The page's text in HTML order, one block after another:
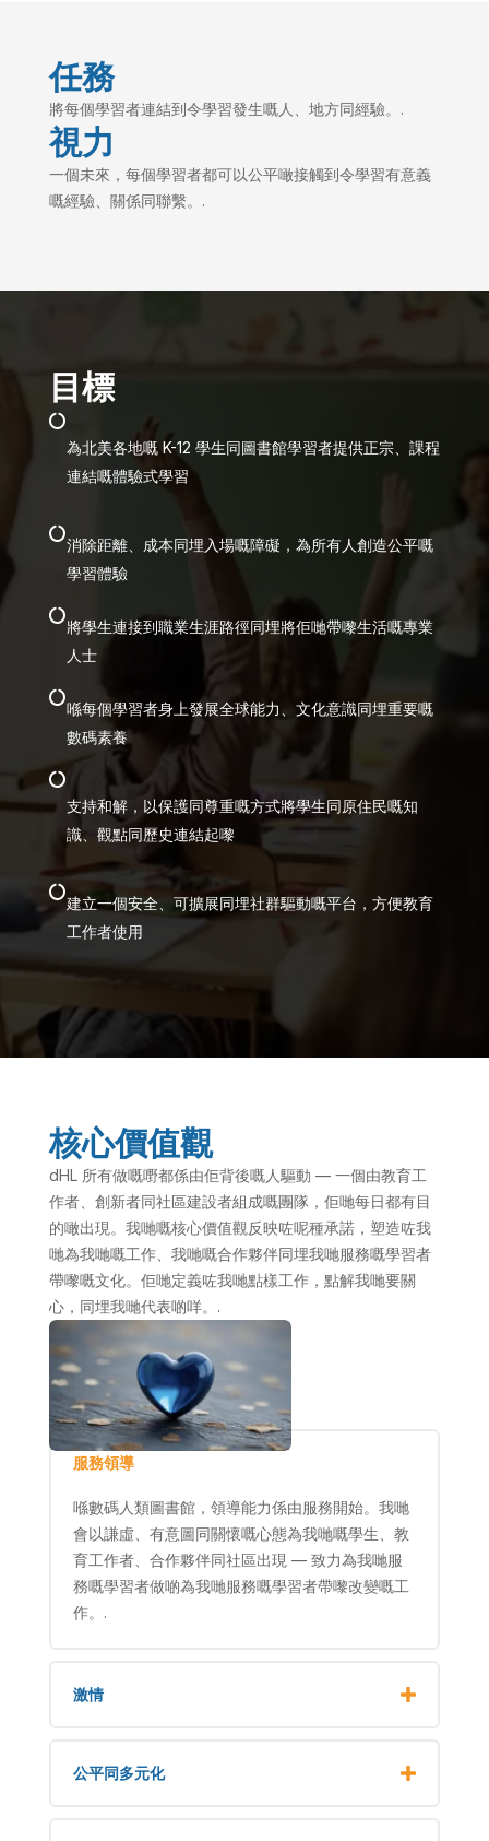
任務
將每個學習者連結到令學習發生嘅人、地方同經驗。.
視力
一個未來，每個學習者都可以公平噉接觸到令學習有意義
嘅經驗、關係同聯繫。.
目標

為北美各地嘅 K-12 學生同圖書館學習者提供正宗、課程
連結嘅體驗式學習

消除距離、成本同埋入場嘅障礙，為所有人創造公平嘅
學習體驗

將學生連接到職業生涯路徑同埋將佢哋帶嚟生活嘅專業
人士

喺每個學習者身上發展全球能力、文化意識同埋重要嘅
數碼素養

支持和解，以保護同尊重嘅方式將學生同原住民嘅知
識、觀點同歷史連結起嚟

建立一個安全、可擴展同埋社群驅動嘅平台，方便教育
工作者使用
核心價值觀
dHL 所有做嘅嘢都係由佢背後嘅人驅動 — 一個由教育工
作者、創新者同社區建設者組成嘅團隊，佢哋每日都有目
的噉出現。我哋嘅核心價值觀反映咗呢種承諾，塑造咗我
哋為我哋嘅工作、我哋嘅合作夥伴同埋我哋服務嘅學習者
帶嚟嘅文化。佢哋定義咗我哋點樣工作，點解我哋要關
心，同埋我哋代表啲咩。.
服務領導
喺數碼人類圖書館，領導能力係由服務開始。我哋
會以謙虛、有意圖同關懷嘅心態為我哋嘅學生、教
育工作者、合作夥伴同社區出現 — 致力為我哋服
務嘅學習者做啲為我哋服務嘅學習者帶嚟改變嘅工
作。.
激情
公平同多元化